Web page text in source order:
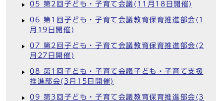
05 第2回子ども・子育て会議(11月18日開催)
06 第1回子ども・子育て会議教育保育推進部会(1
月19日開催)
07 第2回子ども・子育て会議教育保育推進部会(2
月27日開催)
08 第1回子ども・子育て会議子ども・子育て支援
推進部会(3月15日開催)
09 第3回子ども・子育て会議教育保育推進部会(3